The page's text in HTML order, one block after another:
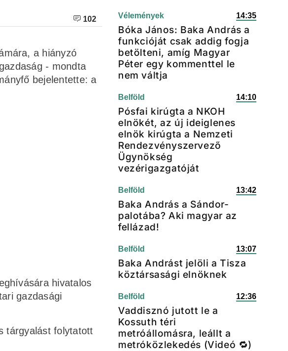
102
a hiányzó
- mondta
bejelentette: a
hivatalos
gazdasági
tárgyalást folytatott
Vélemények 14:35
Bóka János: Baka András a
funkcióját csak addig fogja
betölteni, amíg Magyar
Péter egy kommenttel le
nem váltja
Belföld 14:10
Pósfai kirúgta a NKOH
elnökét, az új ideiglenes
elnök kirúgta a Nemzeti
Rendezvényszervező
Ügynökség
vezérigazgatóját
Belföld 13:42
Baka András a Sándor-
palotába? Aki magyar az
fellázad!
Belföld 13:07
Baka Andrást jelöli a Tisza
köztársasági elnöknek
Belföld 12:36
Vaddisznó jutott le a
Kossuth téri
metróállomásra, leállt a
metróközlekedés (Videó 🔁)